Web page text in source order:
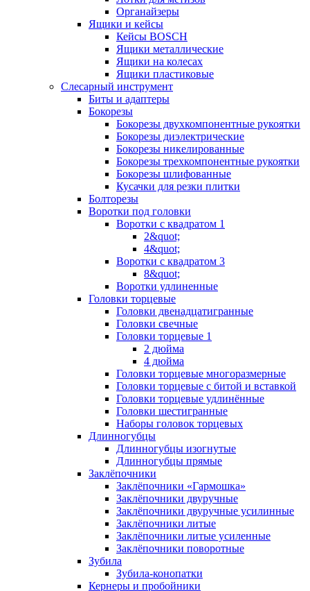
Органайзеры
Ящики и кейсы
Кейсы BOSCH
Ящики металлические
Ящики на колесах
Ящики пластиковые
Слесарный инструмент
Биты и адаптеры
Бокорезы
Бокорезы двухкомпонентные рукоятки
Бокорезы диэлектрические
Бокорезы никелированные
Бокорезы трехкомпонентные рукоятки
Бокорезы шлифованные
Кусачки для резки плитки
Болторезы
Воротки под головки
Воротки с квадратом 1
2&quot;
4&quot;
Воротки с квадратом 3
8&quot;
Воротки удлиненные
Головки торцевые
Головки двенадцатигранные
Головки свечные
Головки торцевые 1
2 дюйма
4 дюйма
Головки торцевые многоразмерные
Головки торцевые с битой и вставкой
Головки торцевые удлинённые
Головки шестигранные
Наборы головок торцевых
Длинногубцы
Длинногубцы изогнутые
Длинногубцы прямые
Заклёпочники
Заклёпочники «Гармошка»
Заклёпочники двуручные
Заклёпочники двуручные усилинные
Заклёпочники литые
Заклёпочники литые усиленные
Заклёпочники поворотные
Зубила
Зубила-конопатки
Кернеры и пробойники